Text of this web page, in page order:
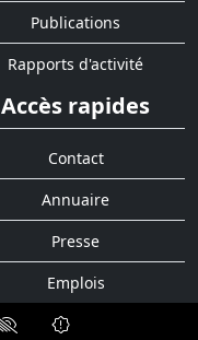
Publications
Rapports d'activité
Accès rapides
Contact
Annuaire
Presse
Emplois